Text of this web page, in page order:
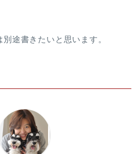
途書きたいと思います。